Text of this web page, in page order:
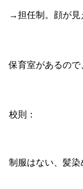
→担任制。顔が見
保育室があるので
校則：
制服はない、髪